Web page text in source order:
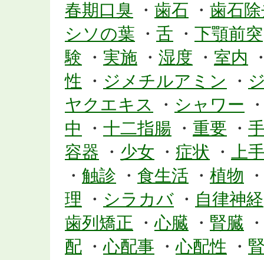
春期口臭 ・ 歯石 ・ 歯石
シソの葉 ・ 舌 ・ 下顎前突
験 ・ 実施 ・ 湿度 ・ 室内
性 ・ ジメチルアミン ・
ヤクエキス
・ シャワー
中 ・ 十二指腸 ・ 重要 ・
容器 ・ 少女 ・ 症状 ・
上
・ 触診 ・ 食生活 ・ 植物
理 ・ シラカバ ・ 自律神経
歯列矯正 ・心臓 ・ 腎臓
配 ・心配事 ・心配性 ・